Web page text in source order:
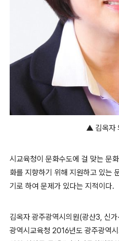
▲ 김옥자
시교육청이 문화수도에 걸 맞는 문
화를 지향하기 위해 지원하고 있는
기로 하여 문제가 있다는 지적이다.
김옥자 광주광역시의원(광산3, 신가
광역시교육청 2016년도 광주광역